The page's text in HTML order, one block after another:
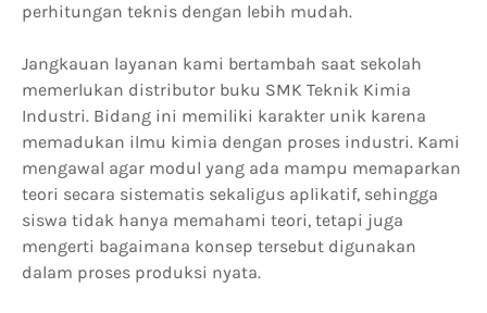
perhitungan teknis dengan lebih mudah.
Jangkauan layanan kami bertambah saat sekolah
memerlukan distributor buku SMK Teknik Kimia
Industri. Bidang ini memiliki karakter unik karena
memadukan ilmu kimia dengan proses industri. Kami
mengawal agar modul yang ada mampu memaparkan
teori secara sistematis sekaligus aplikatif, sehingga
siswa tidak hanya memahami teori, tetapi juga
mengerti bagaimana konsep tersebut digunakan
dalam proses produksi nyata.